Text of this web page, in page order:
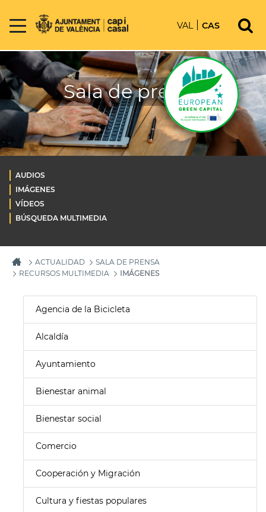
VAL CAS
Sala de prensa
AUDIOS
IMÁGENES
VÍDEOS
BÚSQUEDA MULTIMEDIA
ACTUALIDAD
SALA DE PRENSA
RECURSOS MULTIMEDIA
IMÁGENES
Agencia de la Bicicleta
Alcaldía
Ayuntamiento
Bienestar animal
Bienestar social
Comercio
Cooperación y Migración
Cultura y fiestas populares